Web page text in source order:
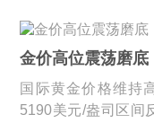
金价高位震荡磨
国际黄金价格维持
5190美元/盎司区间